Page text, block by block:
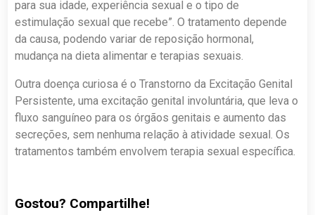
para sua idade, experiência sexual e o tipo de
estimulação sexual que recebe”. O tratamento depende
da causa, podendo variar de reposição hormonal,
mudança na dieta alimentar e terapias sexuais.
Outra doença curiosa é o Transtorno da Excitação Genital
Persistente, uma excitação genital involuntária, que leva o
fluxo sanguíneo para os órgãos genitais e aumento das
secreções, sem nenhuma relação à atividade sexual. Os
tratamentos também envolvem terapia sexual específica.
Gostou? Compartilhe!